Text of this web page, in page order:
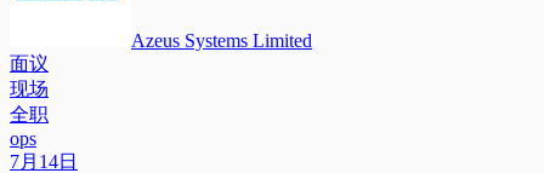
Azeus Systems Limited
面议
现场
全职
ops
7月14日